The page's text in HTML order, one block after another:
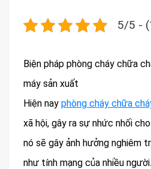
5/5 -
Biện pháp phòng cháy chữa
máy sản xuất
Hiện nay phòng cháy chữa
xã hội, gây ra sự nhức nhối
nó sẽ gây ảnh hưởng nghiêm
như tính mạng của nhiều